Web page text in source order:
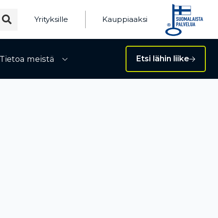
Yrityksille Kauppiaaksi
Tietoa meistä Etsi lähin liike